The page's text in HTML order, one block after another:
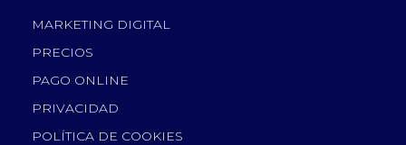
MARKETING DIGITAL
PRECIOS
PAGO ONLINE
PRIVACIDAD
POLÍTICA DE COOKIES